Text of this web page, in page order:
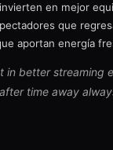
en mejor
que
aportan energía
in better streaming
time away